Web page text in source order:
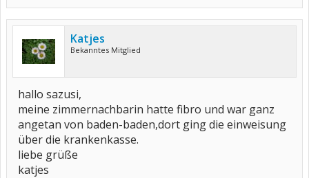
Katjes
Bekanntes Mitglied
hallo sazusi,
meine zimmernachbarin hatte fibro und war ganz
angetan von baden-baden,dort ging die einweisung
über die krankenkasse.
liebe grüße
katjes